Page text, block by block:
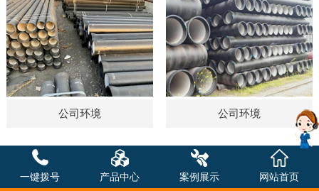
公司环境 公司环境
一键拨号 产品中心 案例展示 网站首页